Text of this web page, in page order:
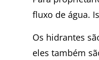
fluxo de água.
Os hidrantes
eles também